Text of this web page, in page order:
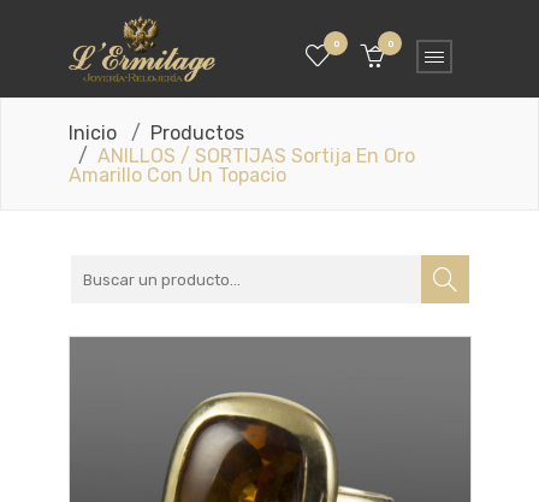
0 0
Inicio
Productos
ANILLOS / SORTIJAS Sortija En Oro
Amarillo Con Un Topacio